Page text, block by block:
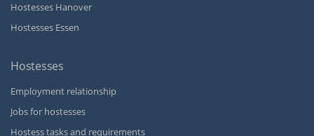
Hostesses Hanover
Hostesses Essen
Hostesses
Employment relationship
Jobs for hostesses
Hostess tasks and requirements